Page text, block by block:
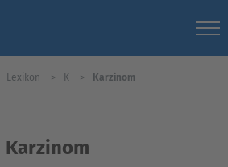
Lexikon K Karzinom
Karzinom